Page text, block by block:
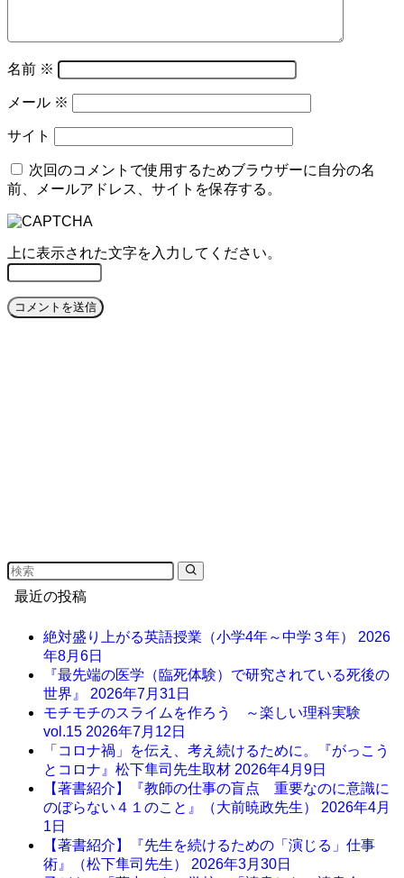
名前 ※
メール ※
サイト
次回のコメントで使用するためブラウザーに自分の名
前、メールアドレス、サイトを保存する。
上に表示された文字を入力してください。
最近の投稿
絶対盛り上がる英語授業（小学4年～中学３年） 2026
年8月6日
『最先端の医学（臨死体験）で研究されている死後の
世界』 2026年7月31日
モチモチのスライムを作ろう ～楽しい理科実験
vol.15 2026年7月12日
「コロナ禍」を伝え、考え続けるために。『がっこう
とコロナ』松下隼司先生取材 2026年4月9日
【著書紹介】『教師の仕事の盲点 重要なのに意識に
のぼらない４１のこと』（大前暁政先生） 2026年4月
1日
【著書紹介】『先生を続けるための「演じる」仕事
術』（松下隼司先生） 2026年3月30日